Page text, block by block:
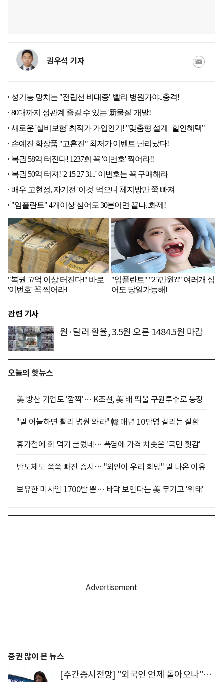
권우석 기자
관련 기사
원·달러 환율, 3.5원 오른 1484.5원 마감
오늘의 핫뉴스
美 방산 기업도 '깜짝'… K조선, 美 배 띄울 구원투수로 등장
"말 어눌하면 빨리 병원 와라" 韓 매년 10만명 걸리는 질환
휴가철에 회 먹기 글렀네… 폭염에 가격 치솟은 '국민 횟감'
반도체도 쭉쭉 빠진 증시… "외인이 우리 희망" 말 나온 이유
보유한 미사일 1700발 뿐… 바닥 보인다는 美 무기고 '위태'
증권 많이 본 뉴스
[주간증시전망] "외국인 언제 돌아오나"…